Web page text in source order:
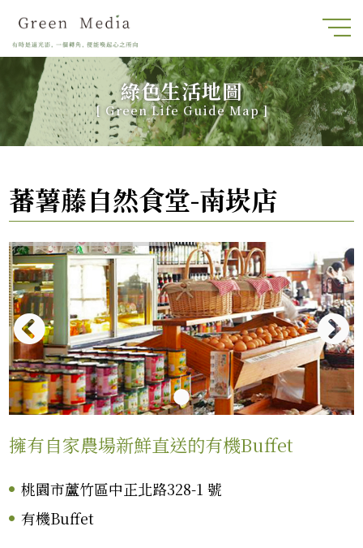
綠色生活地圖
[ Green Life Guide Map]
蕃薯藤自然食堂-南崁店
擁有自家農場新鮮直送的有機Buffet
桃園市蘆竹區中正北路328-1 號
有機Buffet